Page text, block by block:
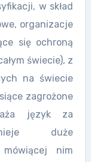
w skład
organizacje
się ochroną
świecie), z
na świecie
zagrożone
język za
duże
nim